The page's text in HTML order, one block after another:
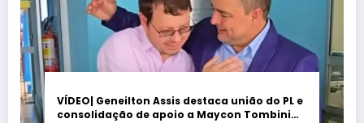
VÍDEO| Geneilton Assis destaca união do PL e
consolidação de apoio a Maycon Tombini